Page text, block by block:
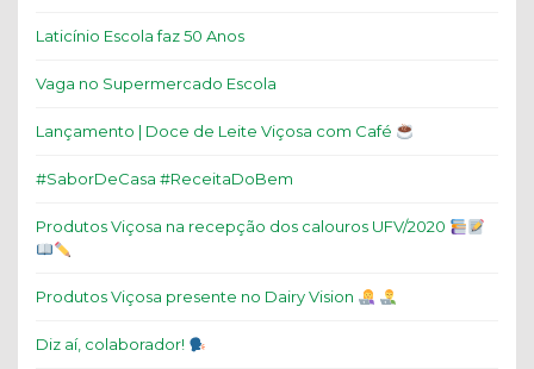
Laticínio Escola faz 50 Anos
Vaga no Supermercado Escola
Lançamento | Doce de Leite Viçosa com Café
#SaborDeCasa #ReceitaDoBem
Produtos Viçosa na recepção dos calouros UFV/2020
Produtos Viçosa presente no Dairy Vision
Diz aí, colaborador!